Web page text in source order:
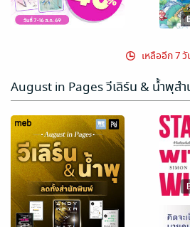
เหลืออีก 7
August in Pages วีเลิร์น & น้ำพุ